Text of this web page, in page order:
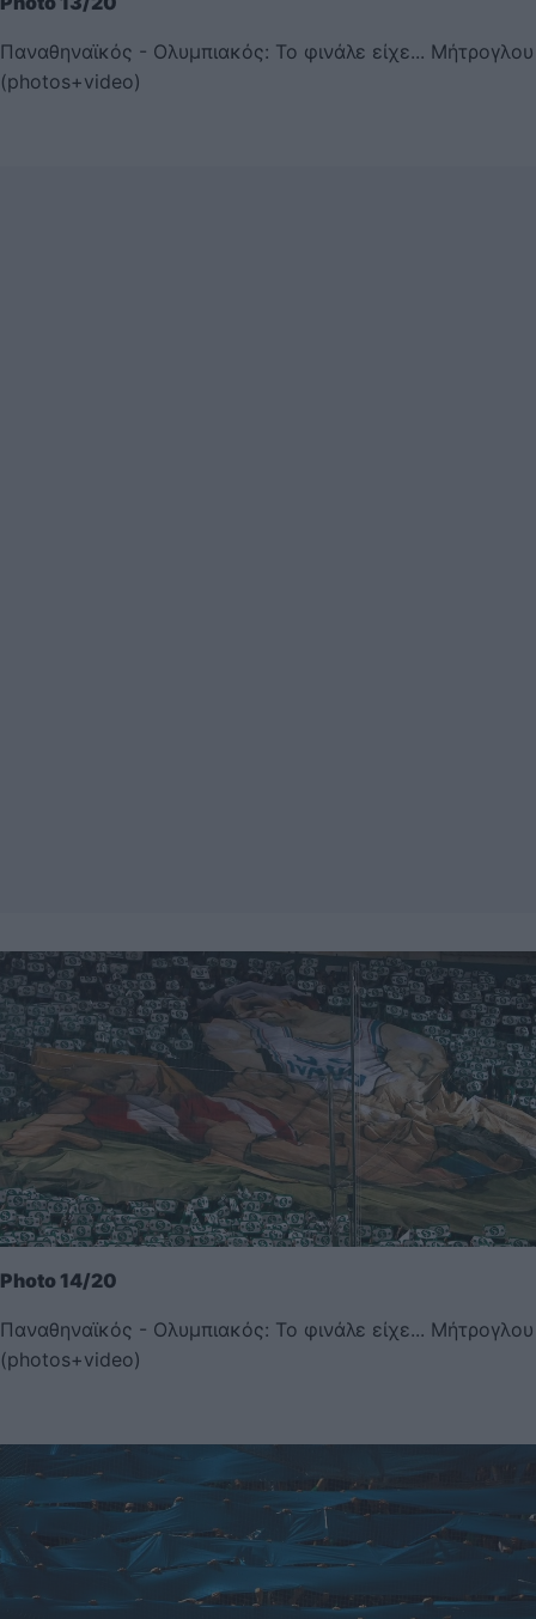
Παναθηναϊκός - Ολυμπιακός: Το φινάλε είχε... Μήτρογλου
(photos+video)
Photo 14/20
Παναθηναϊκός - Ολυμπιακός: Το φινάλε είχε... Μήτρογλου
(photos+video)